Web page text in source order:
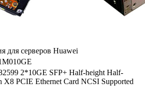
для серверов Huawei
2*10GE SFP+ Half-height Half-
X8 PCIE Ethernet Card NCSI Supported